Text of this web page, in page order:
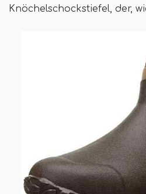
Knöchelschockstiefel, der,